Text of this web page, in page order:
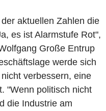
aktuellen Zahlen die
es ist Alarmstufe Rot",
Große Entrup
werde sich
verbessern, eine
"Wenn politisch nicht
die Industrie am